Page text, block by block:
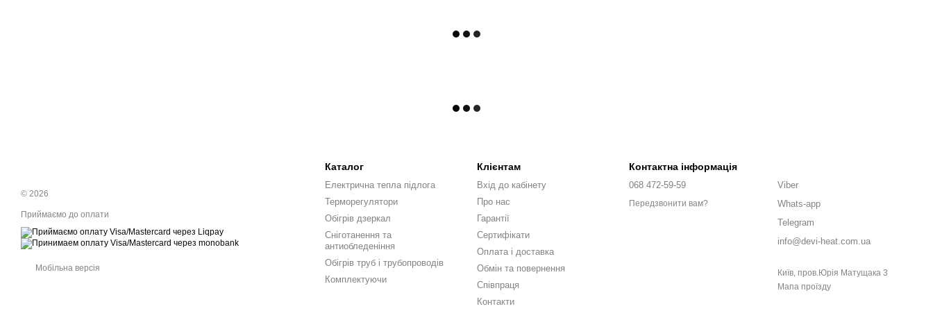
© 2026
Приймаємо до оплати
Мобільна версія
Каталог
Електрична тепла підлога
Терморегулятори
Обігрів дзеркал
Сніготанення та
антиобледеніння
Обігрів труб і трубопроводів
Комплектуючи
Клієнтам
Вхід до кабінету
Про нас
Гарантії
Сертифікати
Оплата і доставка
Обмін та повернення
Співпраця
Контакти
Контактна інформація
068 472-59-59
Передзвонити вам?
Viber
Whats-app
Telegram
info@devi-heat.com.ua
Київ, пров.Юрія Матущака 3
Мапа проїзду